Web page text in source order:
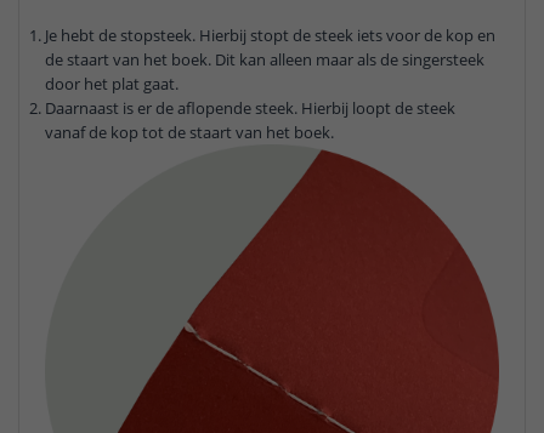
Je hebt de stopsteek. Hierbij stopt de steek iets voor de kop en
de staart van het boek. Dit kan alleen maar als de singersteek
door het plat gaat.
Daarnaast is er de aflopende steek. Hierbij loopt de steek
vanaf de kop tot de staart van het boek.